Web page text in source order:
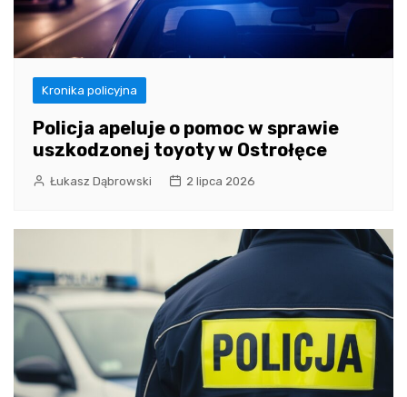
Kronika policyjna
Policja apeluje o pomoc w sprawie
uszkodzonej toyoty w Ostrołęce
Łukasz Dąbrowski 2 lipca 2026